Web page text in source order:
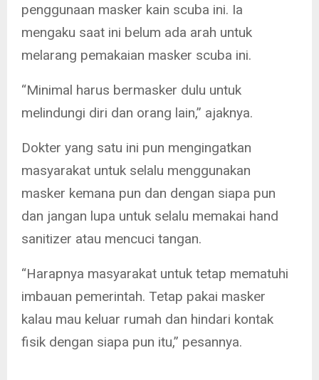
penggunaan masker kain scuba ini. Ia
mengaku saat ini belum ada arah untuk
melarang pemakaian masker scuba ini.
“Minimal harus bermasker dulu untuk
melindungi diri dan orang lain,” ajaknya.
Dokter yang satu ini pun mengingatkan
masyarakat untuk selalu menggunakan
masker kemana pun dan dengan siapa pun
dan jangan lupa untuk selalu memakai hand
sanitizer atau mencuci tangan.
“Harapnya masyarakat untuk tetap mematuhi
imbauan pemerintah. Tetap pakai masker
kalau mau keluar rumah dan hindari kontak
fisik dengan siapa pun itu,” pesannya.